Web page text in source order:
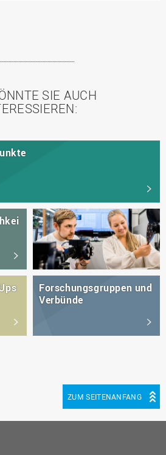
SIE AUCH
Forschungsgruppen und
Verbünde
ZUM SEITENANFANG